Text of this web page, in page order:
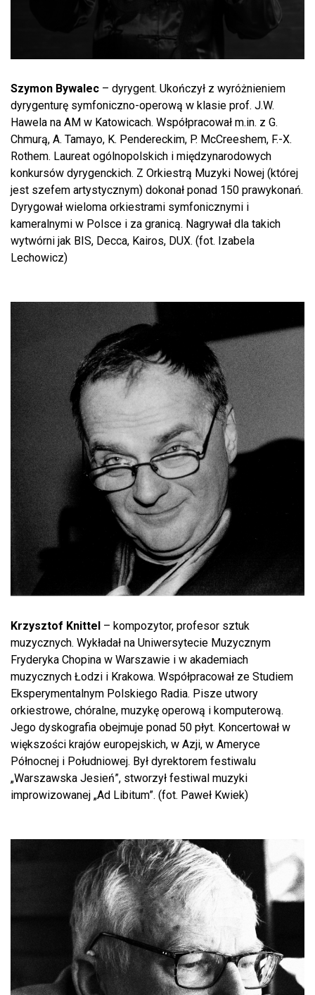
Szymon Bywalec – dyrygent. Ukończył z wyróżnieniem
dyrygenturę symfoniczno-operową w klasie prof. J.W.
Hawela na AM w Katowicach. Współpracował m.in. z G.
Chmurą, A. Tamayo, K. Pendereckim, P. McCreeshem, F.-X.
Rothem. Laureat ogólnopolskich i międzynarodowych
konkursów dyrygenckich. Z Orkiestrą Muzyki Nowej (której
jest szefem artystycznym) dokonał ponad 150 prawykonań.
Dyrygował wieloma orkiestrami symfonicznymi i
kameralnymi w Polsce i za granicą. Nagrywał dla takich
wytwórni jak BIS, Decca, Kairos, DUX. (fot. Izabela
Lechowicz)
Krzysztof Knittel – kompozytor, profesor sztuk
muzycznych. Wykładał na Uniwersytecie Muzycznym
Fryderyka Chopina w Warszawie i w akademiach
muzycznych Łodzi i Krakowa. Współpracował ze Studiem
Eksperymentalnym Polskiego Radia. Pisze utwory
orkiestrowe, chóralne, muzykę operową i komputerową.
Jego dyskografia obejmuje ponad 50 płyt. Koncertował w
większości krajów europejskich, w Azji, w Ameryce
Północnej i Południowej. Był dyrektorem festiwalu
„Warszawska Jesień”, stworzył festiwal muzyki
improwizowanej „Ad Libitum”. (fot. Paweł Kwiek)